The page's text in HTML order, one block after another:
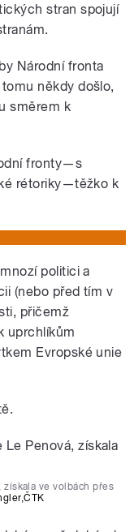
stran spojují
Národní fronta
někdy došlo,
směrem k
fronty—s
rétoriky—těžko k
politici a
(nebo před tím v
přičemž
uprchlíkům
Evropské unie
ve volbách přes
,ČTK